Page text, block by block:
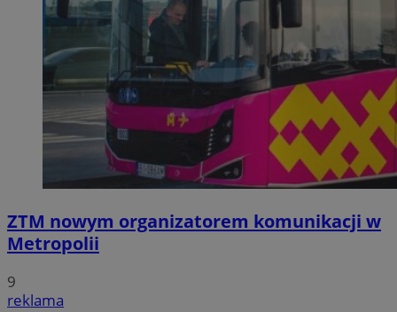
ZTM nowym organizatorem komunikacji w
Metropolii
9
reklama